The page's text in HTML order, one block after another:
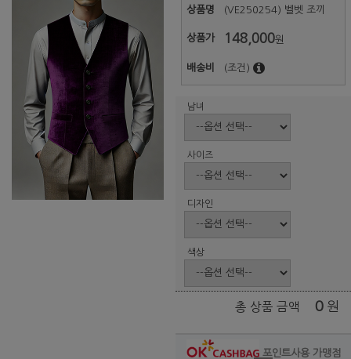
상품명 (VE250254) 벨벳 조끼
상품가 148,000원
배송비 (조건)
남녀
사이즈
디자인
색상
총 상품 금액 0 원
포인트사용 가맹점